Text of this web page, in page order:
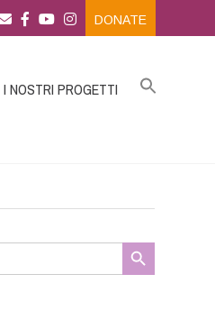
DONATE
I NOSTRI PROGETTI
Search Button